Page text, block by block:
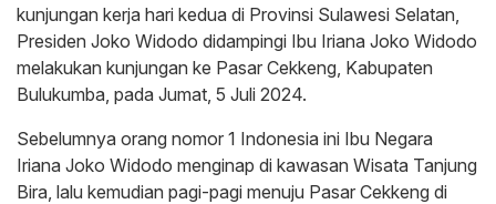
kunjungan kerja hari kedua di Provinsi Sulawesi Selatan,
Presiden Joko Widodo didampingi Ibu Iriana Joko Widodo
melakukan kunjungan ke Pasar Cekkeng, Kabupaten
Bulukumba, pada Jumat, 5 Juli 2024.
Sebelumnya orang nomor 1 Indonesia ini Ibu Negara
Iriana Joko Widodo menginap di kawasan Wisata Tanjung
Bira, lalu kemudian pagi-pagi menuju Pasar Cekkeng di